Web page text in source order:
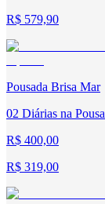
R$ 579,90
Pousada Brisa Mar
02 Diárias na
R$ 400,00
R$ 319,00